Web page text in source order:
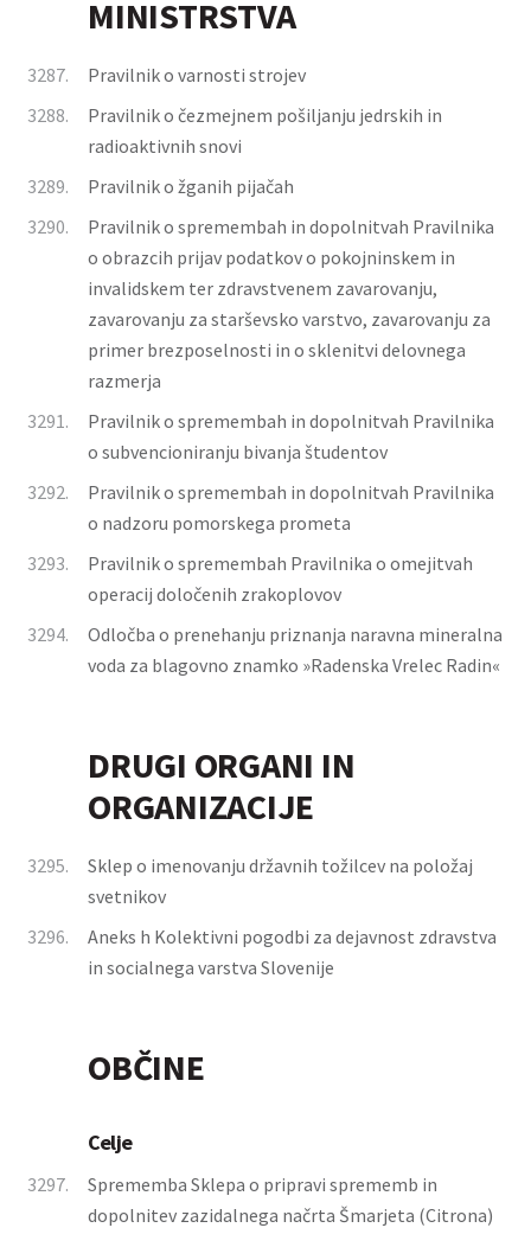
MINISTRSTVA
3287.
Pravilnik o varnosti strojev
3288.
Pravilnik o čezmejnem pošiljanju jedrskih in
radioaktivnih snovi
3289.
Pravilnik o žganih pijačah
3290.
Pravilnik o spremembah in dopolnitvah Pravilnika
o obrazcih prijav podatkov o pokojninskem in
invalidskem ter zdravstvenem zavarovanju,
zavarovanju za starševsko varstvo, zavarovanju za
primer brezposelnosti in o sklenitvi delovnega
razmerja
3291.
Pravilnik o spremembah in dopolnitvah Pravilnika
o subvencioniranju bivanja študentov
3292.
Pravilnik o spremembah in dopolnitvah Pravilnika
o nadzoru pomorskega prometa
3293.
Pravilnik o spremembah Pravilnika o omejitvah
operacij določenih zrakoplovov
3294.
Odločba o prenehanju priznanja naravna mineralna
voda za blagovno znamko »Radenska Vrelec Radin«
DRUGI ORGANI IN
ORGANIZACIJE
3295.
Sklep o imenovanju državnih tožilcev na položaj
svetnikov
3296.
Aneks h Kolektivni pogodbi za dejavnost zdravstva
in socialnega varstva Slovenije
OBČINE
Celje
3297.
Sprememba Sklepa o pripravi sprememb in
dopolnitev zazidalnega načrta Šmarjeta (Citrona)